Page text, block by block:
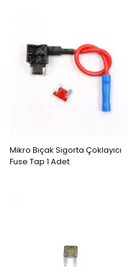
Mikro Bıçak Sigorta Çoklayıcı
Fuse Tap 1 Adet